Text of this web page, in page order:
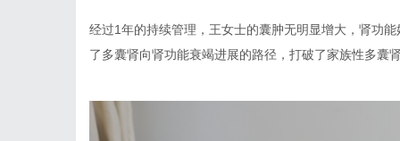
经过1年的持续管理，王女士的囊肿无明显增大，肾功
了多囊肾向肾功能衰竭进展的路径，打破了家族性多囊